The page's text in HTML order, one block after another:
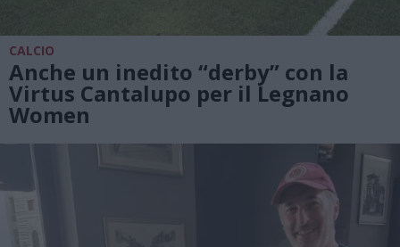
CALCIO
Anche un inedito “derby” con la
Virtus Cantalupo per il Legnano
Women